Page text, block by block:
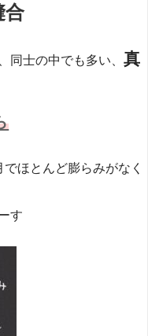
合
同士の中でも多い、 真
ほとんど膨らみがなく
す